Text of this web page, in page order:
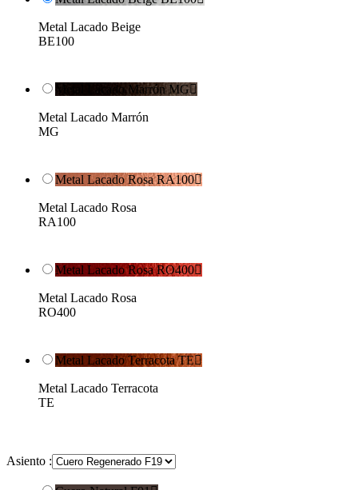
Metal Lacado Beige
BE100
Metal Lacado Marrón MG
Metal Lacado Marrón
MG
Metal Lacado Rosa RA100
Metal Lacado Rosa
RA100
Metal Lacado Rosa RO400
Metal Lacado Rosa
RO400
Metal Lacado Terracota TE
Metal Lacado Terracota
TE
Asiento :